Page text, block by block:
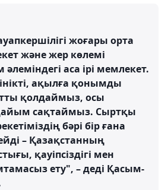
жоғары орта
және жер көлемі
аса ірі мемлекет.
ақылға қонымды
қолдаймыз, осы
сақтаймыз. Сыртқы
бәрі бір ғана
– Қазақстанның
қауіпсіздігі мен
ету", – деді Қасым-